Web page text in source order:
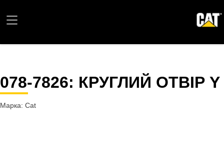
078-7826: КРУГЛИЙ ОТВІР Y
Марка: Cat